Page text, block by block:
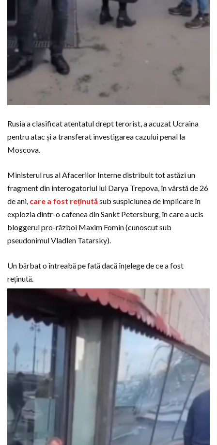
Rusia a clasificat atentatul drept terorist, a acuzat Ucraina
pentru atac și a transferat investigarea cazului penal la
Moscova.
Ministerul rus al Afacerilor Interne distribuit tot astăzi un
fragment din interogatoriul lui Darya Trepova, în vârstă de 26
de ani, care a fost reținută sub suspiciunea de implicare în
explozia dintr-o cafenea din Sankt Petersburg, în care a ucis
bloggerul pro-război Maxim Fomin (cunoscut sub
pseudonimul Vladlen Tatarsky).
Un bărbat o întreabă pe fată dacă înțelege de ce a fost
reținută.